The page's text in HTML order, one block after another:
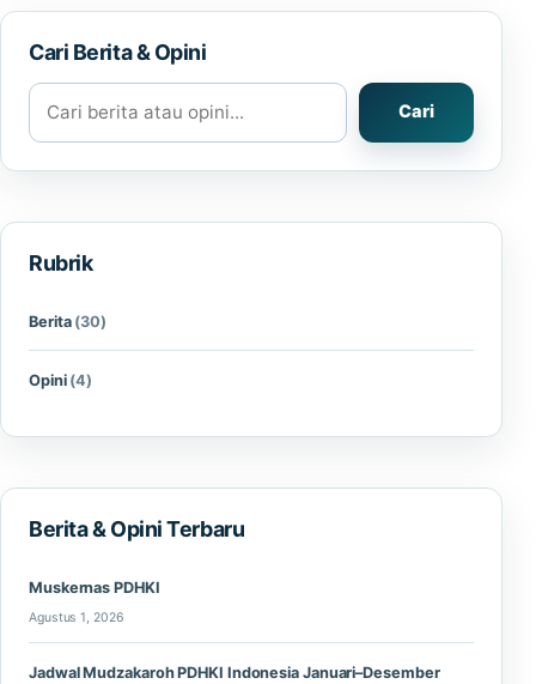
Cari Berita & Opini
Cari berita atau opini
Cari
Rubrik
Berita (30)
Opini (4)
Berita & Opini Terbaru
Muskernas PDHKI
Agustus 1, 2026
Jadwal Mudzakaroh PDHKI Indonesia Januari–Desember